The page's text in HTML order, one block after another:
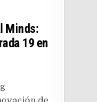
Minds:
19 en
MINDS: